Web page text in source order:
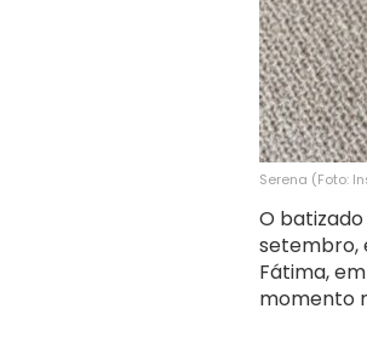
Serena (Foto:
O
setembro,
Fátima,
momento